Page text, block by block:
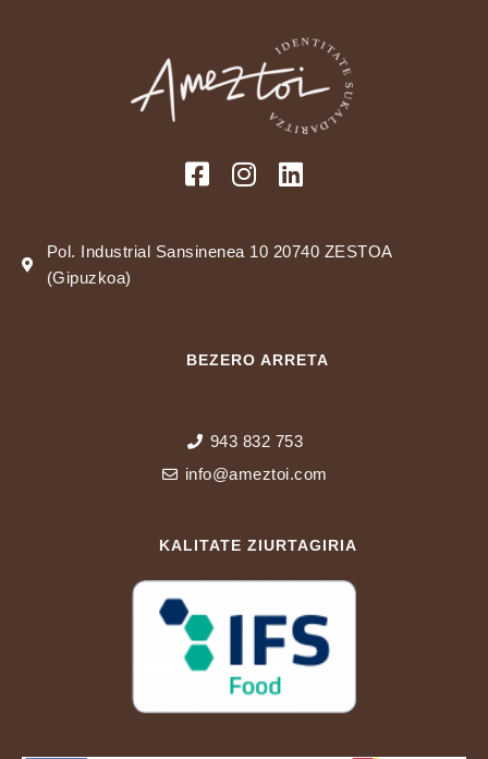
Pol. Industrial Sansinenea 10 20740 ZESTOA
(Gipuzkoa)
BEZERO ARRETA
943 832 753
info@ameztoi.com
KALITATE ZIURTAGIRIA